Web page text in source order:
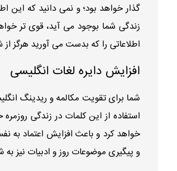
گذار خواهد بود؛ و نمی دانید که
زندگی شما بوجود می آید، قوی تر
اطلاعاتی را که بدست می آورید هرگز
افزایش دایره لغات انگلیسی
شما برای تقویت مکالمه و ریدینگ
استفاده از این کلمات در زندگی
خواهد کرد و باعث افزایش اعتماد
و پیگیری موضوعات روز و ادبیات نیز